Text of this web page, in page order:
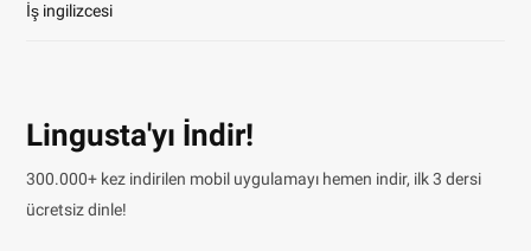
İş ingilizcesi
Lingusta'yı İndir!
300.000+ kez indirilen mobil uygulamayı hemen indir, ilk 3 dersi
ücretsiz dinle!